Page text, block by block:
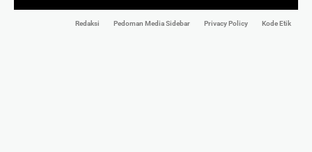
Redaksi Pedoman Media Sidebar Privacy Policy Kode Etik